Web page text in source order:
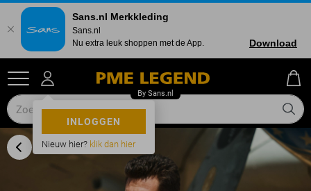
INLOGGEN
Nieuw hier? klik dan hier
Sans.nl Merkkleding
Sans.nl
Nu extra leuk shoppen met de App.
Download